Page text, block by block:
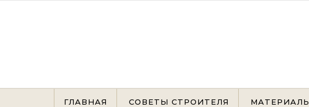
ГЛАВНАЯ СОВЕТЫ СТРОИТЕЛЯ